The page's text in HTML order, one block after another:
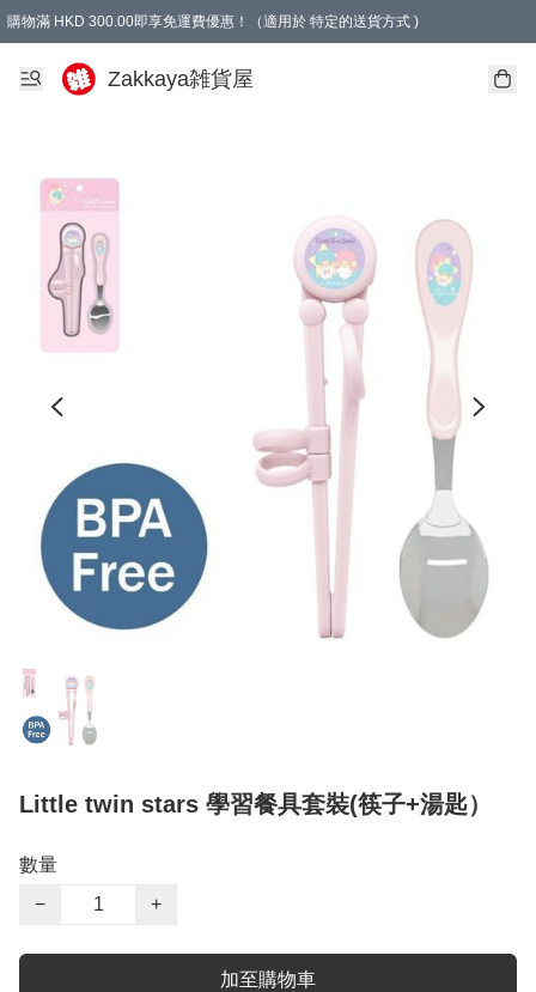
購物滿 HKD 300.00即享免運費優惠！（適用於 特定的送貨方式 )
Zakkaya雑貨屋
Little twin stars 學習餐具套裝(筷子+湯匙）
數量
−
+
加至購物車